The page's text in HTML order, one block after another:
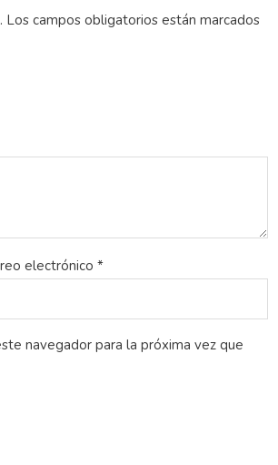
Los campos obligatorios están marcados
electrónico*
navegador para la próxima vez que